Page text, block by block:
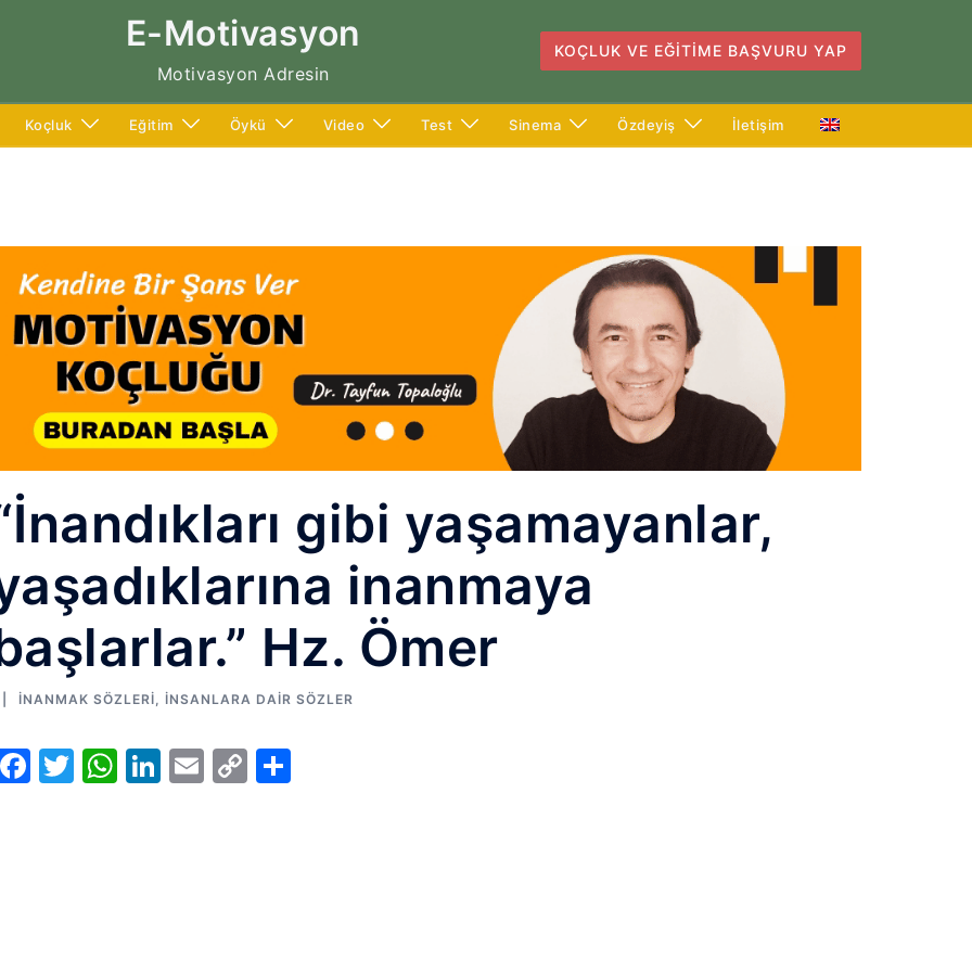
E-Motivasyon
Motivasyon Adresin
KOÇLUK VE EĞITIME BAŞVURU YAP
Koçluk Eğitim Öykü Video Test Sinema Özdeyiş İletişim
gibi yaşamayanlar,
inanmaya
Hz. Ömer
İNANMAK SÖZLERI İNSANLARA DAIR SÖZLER
Facebook
Twitter
WhatsApp
LinkedIn
Email
CopyShare